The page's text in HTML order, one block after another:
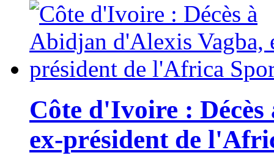
Côte d'Ivoire :
ex-président de